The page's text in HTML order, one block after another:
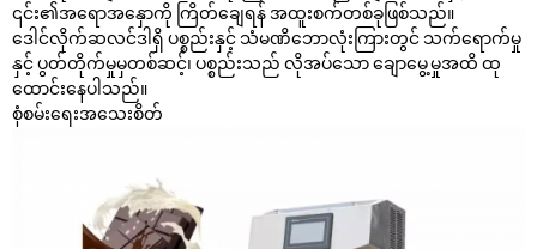
၎င်း၏အရောအနှောကို ကြိတ်ချေရန် အထူးစက်တစ်ခုဖြစ်သည်။
ဒေါင်လိုက်ဆလင်ဒါရှိ ပစ္စည်းနှင့် သံမဏိဘောလုံးကြားတွင် သက်ရောက်မှု
နှင့် ပွတ်တိုက်မှုမှတစ်ဆင့်၊ ပစ္စည်းသည် လိုအပ်သော ချောမွေ့မှုအထိ ထု
ထောင်းနေပါသည်။
စုံစမ်းရေးအသေးစိတ်